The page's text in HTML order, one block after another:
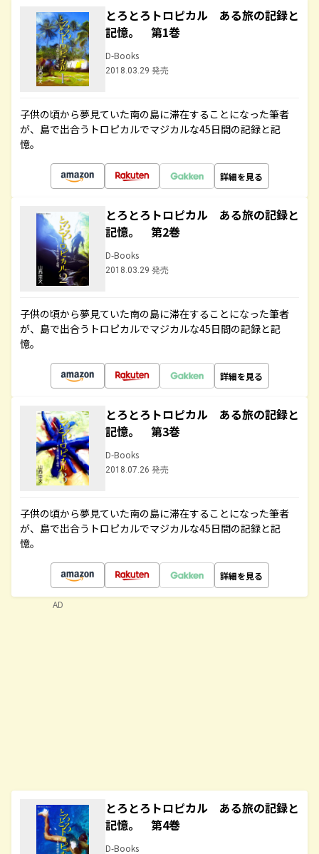
とろとろトロピカル ある旅の記録と
記憶。 第1巻
D-Books
2018.03.29 発売
子供の頃から夢見ていた南の島に滞在することになった筆者
が、島で出合うトロピカルでマジカルな45日間の記録と記
憶。
詳細を見る
とろとろトロピカル ある旅の記録と
記憶。 第2巻
D-Books
2018.03.29 発売
子供の頃から夢見ていた南の島に滞在することになった筆者
が、島で出合うトロピカルでマジカルな45日間の記録と記
憶。
詳細を見る
とろとろトロピカル ある旅の記録と
記憶。 第3巻
D-Books
2018.07.26 発売
子供の頃から夢見ていた南の島に滞在することになった筆者
が、島で出合うトロピカルでマジカルな45日間の記録と記
憶。
詳細を見る
とろとろトロピカル ある旅の記録と
記憶。 第4巻
D-Books
AD